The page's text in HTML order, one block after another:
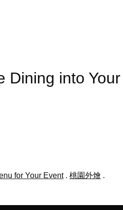
Dining into
for Your Event. 桃園外燴 .